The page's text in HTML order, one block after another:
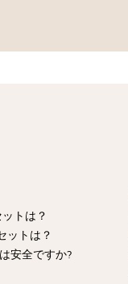
トは？
ットは？
安全ですか?